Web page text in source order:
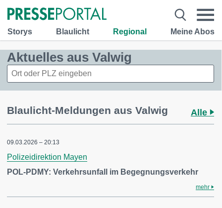
Storys Blaulicht Regional Meine Abos
Aktuelles aus Valwig
Blaulicht-Meldungen aus Valwig Alle
09.03.2026 – 20:13
Polizeidirektion Mayen
POL-PDMY: Verkehrsunfall im Begegnungsverkehr
mehr